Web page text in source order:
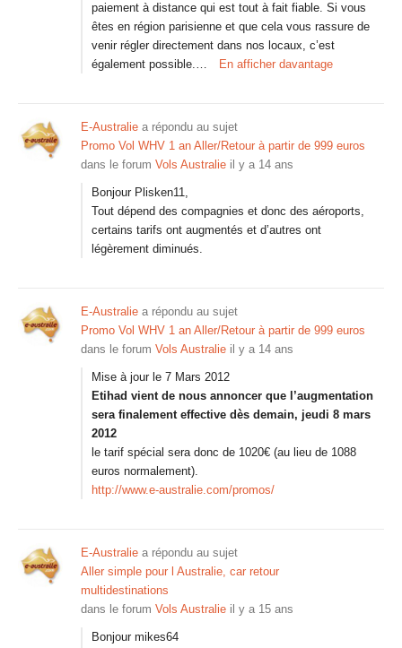
paiement à distance qui est tout à fait fiable. Si vous
êtes en région parisienne et que cela vous rassure de
venir régler directement dans nos locaux, c’est
également possible.…
En afficher davantage
E-Australie a répondu au sujet
Promo Vol WHV 1 an Aller/Retour à partir de 999 euros
dans le forum Vols Australie il y a 14 ans
Bonjour Plisken11,
Tout dépend des compagnies et donc des aéroports,
certains tarifs ont augmentés et d’autres ont
légèrement diminués.
E-Australie a répondu au sujet
Promo Vol WHV 1 an Aller/Retour à partir de 999 euros
dans le forum Vols Australie il y a 14 ans
Mise à jour le 7 Mars 2012
Etihad vient de nous annoncer que l’augmentation
sera finalement effective dès demain, jeudi 8 mars
2012
le tarif spécial sera donc de 1020€ (au lieu de 1088
euros normalement).
http://www.e-australie.com/promos/
E-Australie a répondu au sujet
Aller simple pour l Australie, car retour
multidestinations
dans le forum Vols Australie il y a 15 ans
Bonjour mikes64